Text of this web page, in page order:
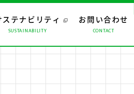
お客様のお声から
要 役員一覧 会社沿革
プロダクト 海外事業
ステナビリティ
SUSTAINABILITY
お問い合わせ
CONTACT